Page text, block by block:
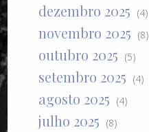
dezembro 2025 (4)
novembro 2025 (8)
outubro 2025 (5)
setembro 2025 (4)
agosto 2025 (4)
julho 2025 (8)